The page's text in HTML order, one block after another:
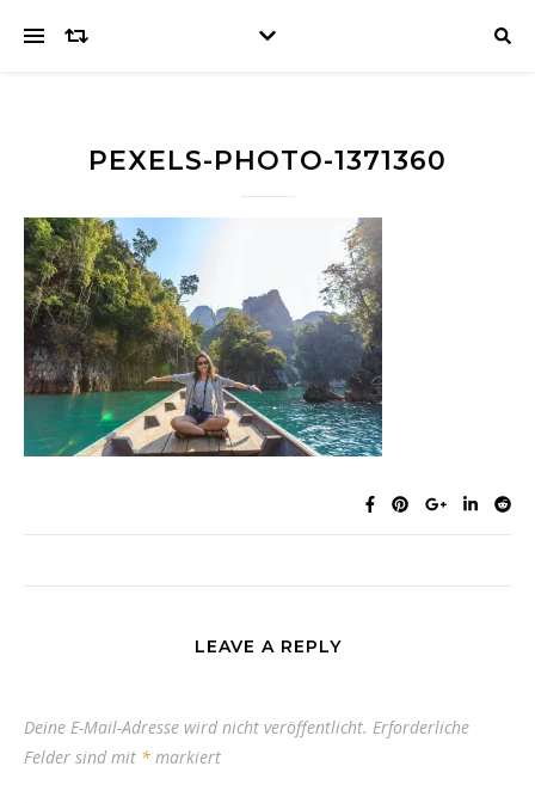
PEXELS-PHOTO-1371360
LEAVE A REPLY
Deine E-Mail-Adresse wird nicht veröffentlicht. Erforderliche
Felder sind mit * markiert